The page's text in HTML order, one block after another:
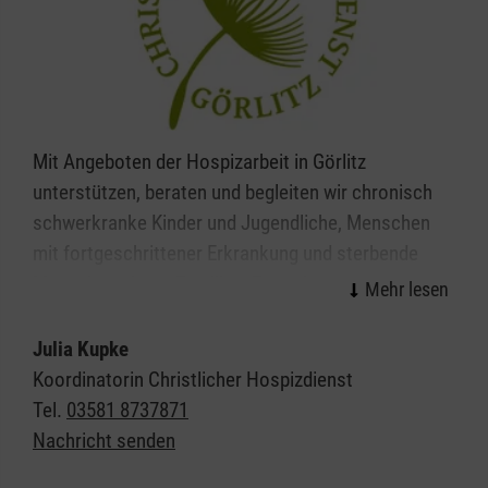
Mit Angeboten der Hospizarbeit in Görlitz
unterstützen, beraten und begleiten wir chronisch
schwerkranke Kinder und Jugendliche, Menschen
Menschen, deren Familien, Freunde und weitere
Hospizdienste dort, wo die Menschen derzeit leben:
zu Hause, in der Pflegeeinrichtung oder im
Krankenhaus.
Ehrenamtliche Mitarbeiterinnen und Mitarbeiter
Julia Kupke
Koordinatorin Christlicher Hospizdienst
Tel. 03581 8737871
Nachricht senden